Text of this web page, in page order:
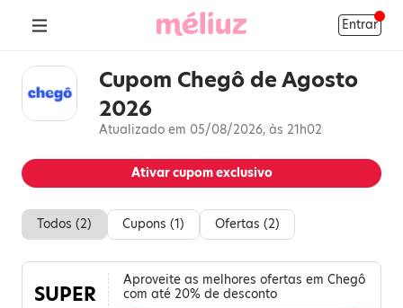
Entrar
Cupom Chegô de Agosto
2026
Atualizado em 05/08/2026, às 21h02
Ativar cupom exclusivo
Todos (2) Cupons (1) Ofertas (2)
SUPER
Aproveite as melhores ofertas em Chegô
com até 20% de desconto